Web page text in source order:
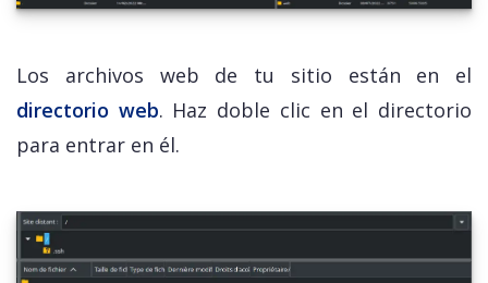
Los archivos web de tu sitio están en el
directorio web. Haz doble clic en el directorio
para entrar en él.